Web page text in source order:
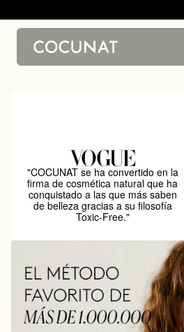
"COCUNAT se ha convertido en la
firma de cosmética natural que ha
conquistado a las que más saben
de belleza gracias a su filosofía
Toxic-Free."